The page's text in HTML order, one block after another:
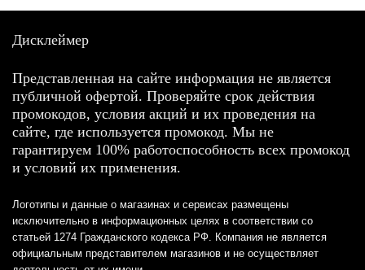
Дисклеймер
Представленная на сайте информация не является
публичной офертой. Проверяйте срок действия
промокодов, условия акций и их проведения на
сайте, где используется промокод. Мы не
гарантируем 100% работоспособность всех промокод
и условий их применения.
Логотипы и данные о магазинах и сервисах размещены
исключительно в информационных целях в соответствии со
статьей 1274 Гражданского кодекса РФ. Компания не является
официальным представителем магазинов и не осуществляет